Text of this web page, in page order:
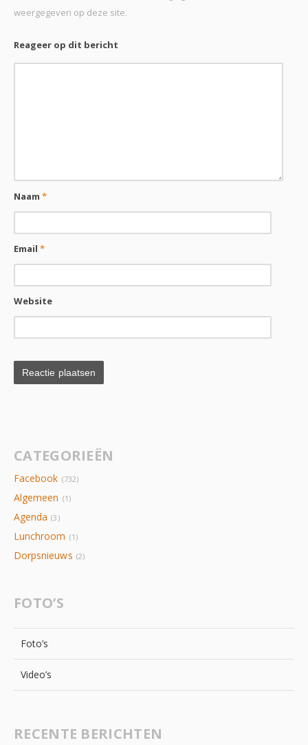
weergegeven op deze site.
Reageer op dit bericht
Naam*
Email*
Website
CATEGORIEËN
Facebook (732)
Algemeen (1)
Agenda (3)
Lunchroom (1)
Dorpsnieuws (2)
FOTO’S
Foto’s
Video’s
RECENTE BERICHTEN